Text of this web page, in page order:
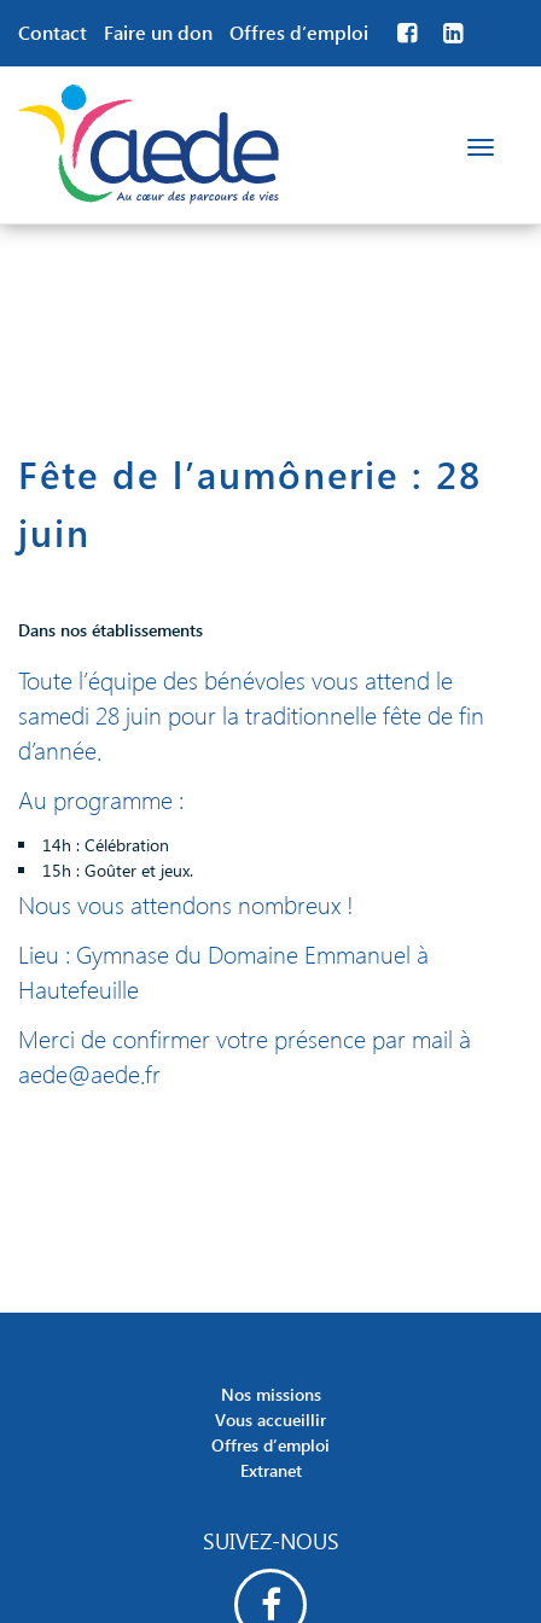
Contact Faire un don Offres d’emploi
Toggle
Fête de l’aumônerie : 28
juin
Dans nos établissements
Toute l’équipe des bénévoles vous attend le
samedi 28 juin pour la traditionnelle fête de fin
d’année.
Au programme :
14h : Célébration
15h : Goûter et jeux.
Nous vous attendons nombreux !
Lieu : Gymnase du Domaine Emmanuel à
Hautefeuille
Merci de confirmer votre présence par mail à
aede@aede.fr
Nos missions
Vous accueillir
Offres d’emploi
Extranet
SUIVEZ-NOUS